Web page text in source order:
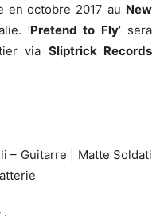
en octobre 2017 au New
‘Pretend to Fly‘ sera
via Sliptrick Records
– Guitarre | Matte Soldati